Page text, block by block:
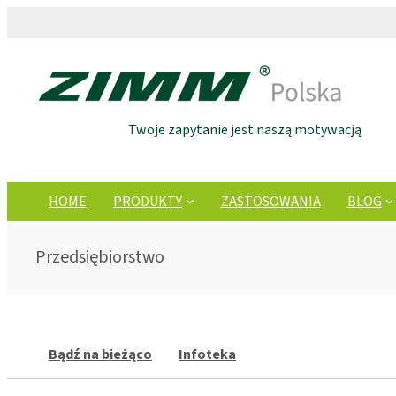
Twoje zapytanie jest naszą motywacją
HOME PRODUKTY ZASTOSOWANIA BLOG
Przedsiębiorstwo
Bądź na bieżąco Infoteka